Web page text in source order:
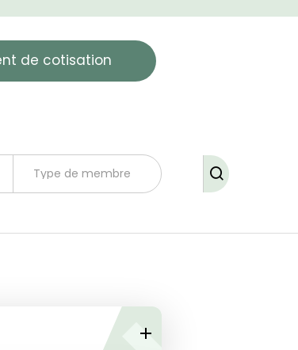
de cotisation
Type de membre